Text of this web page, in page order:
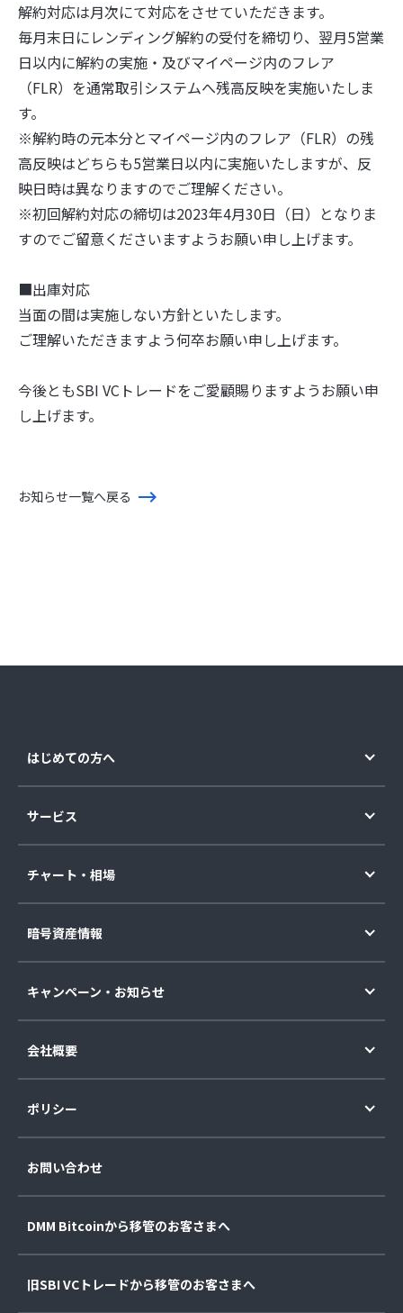
解約対応は月次にて対応をさせていただきます。
毎月末日にレンディング解約の受付を締切り、翌月5営業
日以内に解約の実施・及びマイページ内のフレア
（FLR）を通常取引システムへ残高反映を実施いたしま
す。
※解約時の元本分とマイページ内のフレア（FLR）の残
高反映はどちらも5営業日以内に実施いたしますが、反
映日時は異なりますのでご理解ください。
※初回解約対応の締切は2023年4月30日（日）となりま
すのでご留意くださいますようお願い申し上げます。
■出庫対応
当面の間は実施しない方針といたします。
ご理解いただきますよう何卒お願い申し上げます。
今後ともSBI VCトレードをご愛顧賜りますようお願い申
し上げます。
お知らせ一覧へ戻る
はじめての方へ
サービス
チャート・相場
暗号資産情報
キャンペーン・お知らせ
会社概要
ポリシー
お問い合わせ
DMM Bitcoinから移管のお客さまへ
旧SBI VCトレードから移管のお客さまへ